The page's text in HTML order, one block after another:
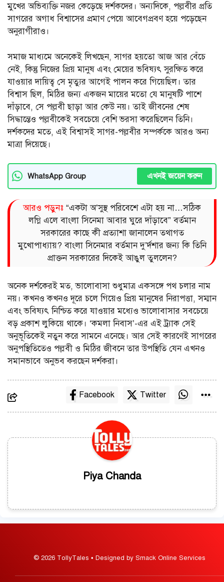
মুখের অভিব্যক্তি নজর কেড়েছে দর্শকদের। অন্যদিকে, পল্লবীর প্রতি
সাগরের অগাধ বিশ্বাসের প্রমাণ পেয়ে আবেগপ্রবণ হয়ে পড়েছেন
অনুরাগীরাও।
সমাজ মাধ্যমে অনেকেই লিখছেন, সাগর হয়তো আজ আর বেঁচে
নেই, কিন্তু নিজের প্রিয় মানুষ এবং মেয়ের ভবিষ্যৎ সুরক্ষিত করে
যাওয়ার দায়িত্ব সে মৃত্যুর আগেই পালন করে গিয়েছিল। তার
বিশ্বাস ছিল, মিঠির জন্য একজন মায়ের মতো যে মানুষটি পাশে
দাঁড়াবে, সে পল্লবী ছাড়া আর কেউ নয়। তাই জীবনের শেষ
সিদ্ধান্তেও পল্লবীকেই সবচেয়ে বেশি ভরসা করেছিলেন তিনি।
দর্শকদের মতে, এই বিশ্বাসই সাগর-পল্লবীর সম্পর্ককে আরও অন্য
মাত্রা দিয়েছে।
WhatsApp Group এখনই জয়েন করুন
আরও পড়ুনঃ “একটা অ’সুস্থ পরিবেশে এটা হয় না…সঠিক
লগ্নি এলে বাংলা সিনেমা আবার ঘুরে দাঁড়াবে” বর্তমান
সরকারের কাছে কী প্রত্যাশা জানালেন তথাগত
মুখোপাধ্যায়? বাংলা সিনেমার বর্তমান দু’র্দশার জন্য কি তিনি
প্রাক্তন সরকারের দিকেই আঙুল তুললেন?
অনেক দর্শকেরই মত, ভালোবাসা শুধুমাত্র একসঙ্গে পথ চলার নাম
নয়। কখনও কখনও দূরে চলে গিয়েও প্রিয় মানুষের নিরাপত্তা, সম্মান
এবং ভবিষ্যৎ নিশ্চিত করে যাওয়ার মধ্যেও ভালোবাসার সবচেয়ে
বড় প্রকাশ লুকিয়ে থাকে। ‘কমলা নিবাস’-এর এই ট্র্যাক সেই
অনুভূতিকেই নতুন করে সামনে এনেছে। আর সেই কারণেই সাগরের
অনুপস্থিতিতেও পল্লবী ও মিঠির জীবনে তার উপস্থিতি যেন এখনও
সমানভাবে অনুভব করছেন দর্শকরা।
Facebook Twitter
Piya Chanda
© 2026 TollyTales • Designed by Smack Online Services